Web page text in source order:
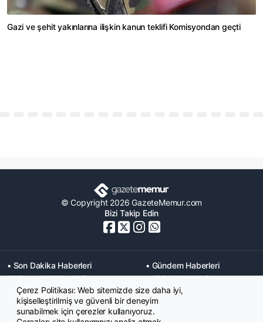
Gazi ve şehit yakınlarına ilişkin kanun teklifi Komisyondan geçti
© Copyright 2026 GazeteMemur.com
Bizi Takip Edin
• Son Dakika Haberleri
• Gündem Haberleri
• Memurlar Haberleri
• KPSS Haberleri
• Ekonomi Haberleri
• Eğitim Haberleri
• Yaşam Haberleri
• Maaş Verileri Haberleri
• Mahkeme Kararları
Çerez Politikası: Web sitemizde size daha iyi,
kişiselleştirilmiş ve güvenli bir deneyim
sunabilmek için çerezler kullanıyoruz.